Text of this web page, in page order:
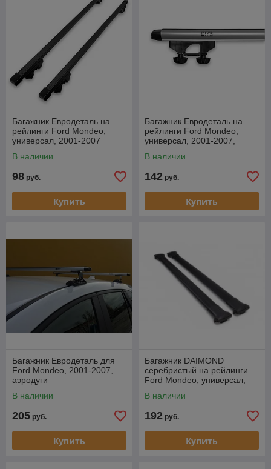
Багажник Евродеталь на
рейлинги Ford Mondeo,
универсал, 2001-2007
В наличии
98 руб.
Купить
Багажник Евродеталь на
рейлинги Ford Mondeo,
универсал, 2001-2007,
В наличии
142 руб.
Купить
Багажник Евродеталь для
Ford Mondeo, 2001-2007,
аэродуги
В наличии
205 руб.
Купить
Багажник DAIMOND
серебристый на рейлинги
Ford Mondeo, универсал,
В наличии
192 руб.
Купить